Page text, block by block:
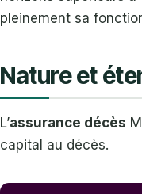
pleinement sa
Nature et
L’assurance décès
capital au décès.